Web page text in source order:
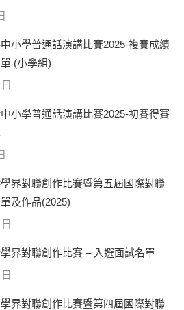
小學普通話演講比賽2025-複賽成績
(小學組)
小學普通話演講比賽2025-初賽得賽
界對聯創作比賽暨第五屆國際對聯
及作品(2025)
界對聯創作比賽 – 入選面試名單
界對聯創作比賽暨第四屆國際對聯